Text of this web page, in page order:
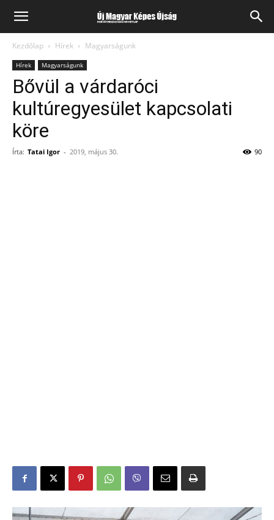
Kezdőlap Hírek Magyarságunk
Hírek Magyarságunk
Bővül a várdaróci
kultúregyesület kapcsolati
köre
Írta: Tatai Igor - 2019, május 30. 90